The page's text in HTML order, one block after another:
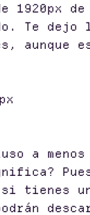
1920px
Te dejo
aunque
a menos
si tienes